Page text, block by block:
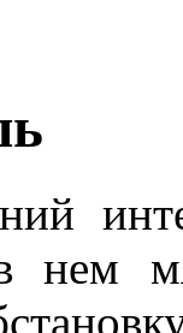
нем